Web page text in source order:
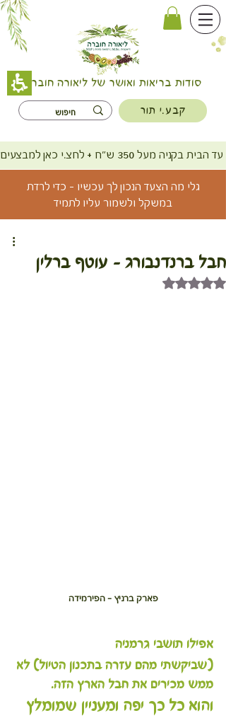
סודות בריאות ואושר של ליאורה חוברה
קבע.י תור
ש"ח + לחצ.י כאן למבצעים
גלי מה הצעד הנכון לך עכשיו - כדי לרדת
במשקל ולשמור עליו לתמיד
חבל ברנדנבורג - עוטף ברלין
דירוג של NaN מתוך 5 כוכבים
פארק ברניץ - הפירמידה
אפילו תושבי גרמניה
(שביקשתי מהם עזרה בתכנון הטיול) לא
ממש מכירים את חבל הארץ הזה.
והוא כל כך יפה ומעניין שמומלץ